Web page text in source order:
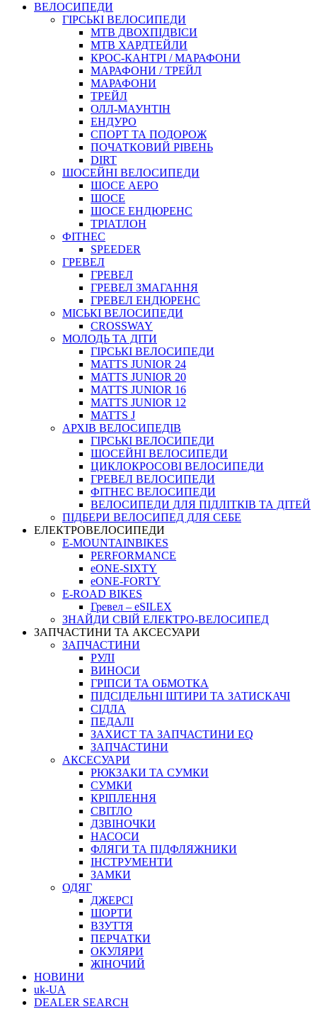
ВЕЛОСИПЕДИ
ГІРСЬКІ ВЕЛОСИПЕДИ
MTB ДВОХПIДВIСИ
MTB ХАРДТЕЙЛИ
КРОС-КАНТРI / МАРАФОНИ
МАРАФОНИ / ТРЕЙЛ
МАРАФОНИ
ТРЕЙЛ
ОЛЛ-МАУНТIН
ЕНДУРО
СПОРТ ТА ПОДОРОЖ
ПОЧАТКОВИЙ РIВЕНЬ
DIRT
ШОСЕЙНІ ВЕЛОСИПЕДИ
ШОСЕ АЕРО
ШОСЕ
ШОСЕ ЕНДЮРЕНС
ТРІАТЛОН
ФІТНЕС
SPEEDER
ГРЕВЕЛ
ГРЕВЕЛ
ГРЕВЕЛ ЗМАГАННЯ
ГРЕВЕЛ ЕНДЮРЕНС
МІСЬКІ ВЕЛОСИПЕДИ
CROSSWAY
МОЛОДЬ ТА ДІТИ
ГIРСЬКI ВЕЛОСИПЕДИ
MATTS JUNIOR 24
MATTS JUNIOR 20
MATTS JUNIOR 16
MATTS JUNIOR 12
MATTS J
АРХIВ ВЕЛОСИПЕДIВ
ГІРСЬКІ ВЕЛОСИПЕДИ
ШОСЕЙНІ ВЕЛОСИПЕДИ
ЦИКЛОКРОСОВІ ВЕЛОСИПЕДИ
ГРЕВЕЛ ВЕЛОСИПЕДИ
ФІТНЕС ВЕЛОСИПЕДИ
ВЕЛОСИПЕДИ ДЛЯ ПІДЛІТКІВ ТА ДІТЕЙ
ПIДБЕРИ ВЕЛОСИПЕД ДЛЯ СЕБЕ
ЕЛЕКТРОВЕЛОСИПЕДИ
E-MOUNTAINBIKES
PERFORMANCE
eONE-SIXTY
eONE-FORTY
E-ROAD BIKES
Гревел – eSILEX
ЗНАЙДИ СВІЙ ЕЛЕКТРО-ВЕЛОСИПЕД
ЗАПЧАСТИНИ ТА АКСЕСУАРИ
ЗАПЧАСТИНИ
РУЛІ
ВИНОСИ
ГРІПСИ ТА ОБМОТКА
ПІДСІДЕЛЬНІ ШТИРИ ТА ЗАТИСКАЧІ
СІДЛА
ПЕДАЛІ
ЗАХИСТ ТА ЗАПЧАСТИНИ EQ
ЗАПЧАСТИНИ
АКСЕСУАРИ
РЮКЗАКИ ТА СУМКИ
СУМКИ
КРІПЛЕННЯ
СВІТЛО
ДЗВІНОЧКИ
НАСОСИ
ФЛЯГИ ТА ПІДФЛЯЖНИКИ
ІНСТРУМЕНТИ
ЗАМКИ
ОДЯГ
ДЖЕРСІ
ШОРТИ
ВЗУТТЯ
ПЕРЧАТКИ
ОКУЛЯРИ
ЖІНОЧИЙ
НОВИНИ
uk-UA
DEALER SEARCH